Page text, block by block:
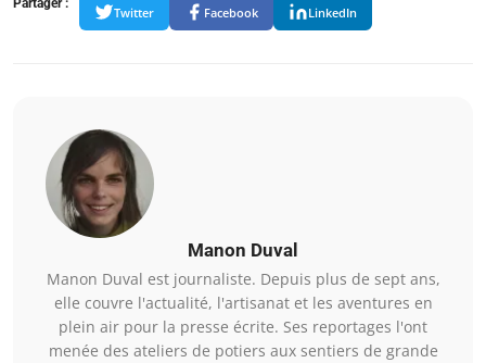
Partager :
Twitter Facebook LinkedIn
Manon Duval
Manon Duval est journaliste. Depuis plus de sept ans,
elle couvre l'actualité, l'artisanat et les aventures en
plein air pour la presse écrite. Ses reportages l'ont
menée des ateliers de potiers aux sentiers de grande